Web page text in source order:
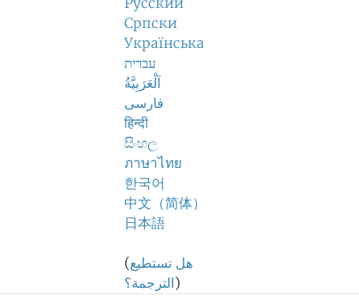
Српски
Українська
עברית
اَلْعَرَبِيَّةُ
فارسی
हिन्दी
සිංහල
ภาษาไทย
한국어
中文（简体）
日本語
(هل تستطيع
الترجمة؟)